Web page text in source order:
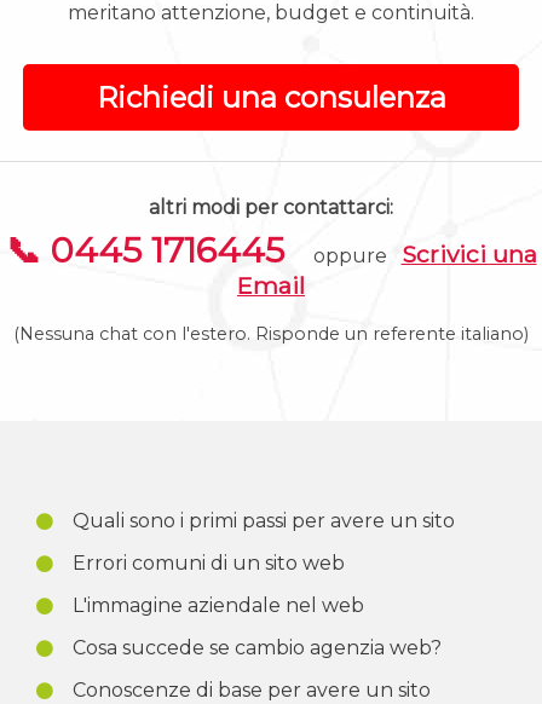
meritano attenzione, budget e continuità.
Richiedi una consulenza
altri modi per contattarci:
📞 0445 1716445 oppure Scrivici una
Email
(Nessuna chat con l'estero. Risponde un referente italiano)
Quali sono i primi passi per avere un sito
Errori comuni di un sito web
L'immagine aziendale nel web
Cosa succede se cambio agenzia web?
Conoscenze di base per avere un sito